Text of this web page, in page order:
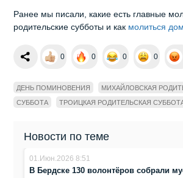
Ранее мы писали, какие есть главные
родительские субботы и как молиться
0 0 0 0
ДЕНЬ ПОМИНОВЕНИЯ
МИХАЙЛОВСКАЯ
СУББОТА
ТРОИЦКАЯ РОДИТЕЛЬСКАЯ
Новости по теме
01.Июн.2026 8:51
В Бердске 130 волонтёров собрали